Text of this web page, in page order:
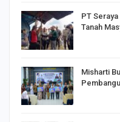
PT
Tanah
Misharti